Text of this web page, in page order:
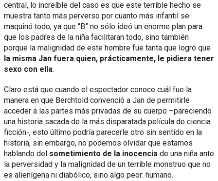
central, lo increíble del caso es que este terrible hecho se
muestra tanto más perverso por cuanto más infantil se
maquinó todo, ya que “B” no sólo ideó un enorme plan para
que los padres de la niña facilitaran todo, sino también
porque la malignidad de este hombre fue tanta que logró que
la misma Jan fuera quien, prácticamente, le pidiera tener
sexo con ella.
Claro está que cuando el espectador conoce cuál fue la
manera en que Berchtold convenció a Jan de permitirle
acceder a las partes más privadas de su cuerpo –pareciendo
una historia sacada de la más disparatada película de ciencia
ficción-, esto último podría parecerle otro sin sentido en la
historia, sin embargo, no podemos olvidar que estamos
hablando del sometimiento de la inocencia de una niña ante
la perversidad y la malignidad de un terrible monstruo que no
es alienígena ni diabólico, sino algo peor: humano.